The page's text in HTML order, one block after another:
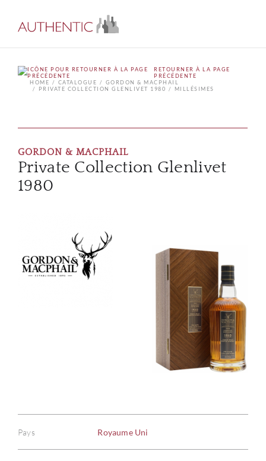
RETOURNER À LA PAGE
PRÉCÉDENTE
HOME
CATALOGUE
GORDON & MACPHAIL
PRIVATE COLLECTION GLENLIVET 1980
MILLÉSIMES
GORDON & MACPHAIL
Private Collection Glenlivet
1980
Pays Royaume Uni